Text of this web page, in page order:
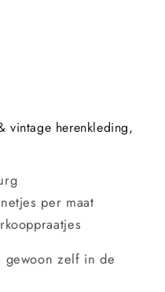
vintage herenkleding,
per maat
gewoon zelf in de